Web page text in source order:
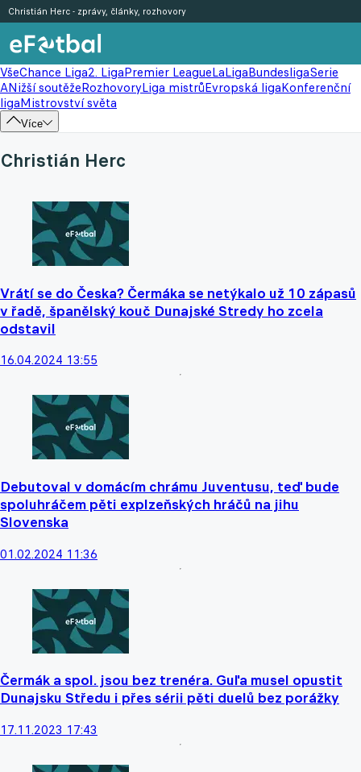
VšeChance Liga2. LigaPremier LeagueLaLigaBundesligaSerie
ANižší soutěžeRozhovoryLiga mistrůEvropská ligaKonferenční
ligaMistrovství světa
Více
Christián Herc - zprávy, články, rozhovory
Christián Herc
Vrátí se do Česka? Čermáka se netýkalo už 10 zápasů
v řadě, španělský kouč Dunajské Stredy ho zcela
odstavil
16.04.2024 13:55
Debutoval v domácím chrámu Juventusu, teď bude
spoluhráčem pěti explzeňských hráčů na jihu
Slovenska
01.02.2024 11:36
Čermák a spol. jsou bez trenéra. Guľa musel opustit
Dunajsku Středu i přes sérii pěti duelů bez porážky
17.11.2023 17:43